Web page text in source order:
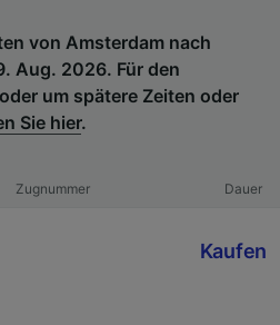
von Amsterdam nach
Aug. 2026. Für den
um spätere Zeiten oder
Sie hier.
Zugnummer Dauer
Kaufen